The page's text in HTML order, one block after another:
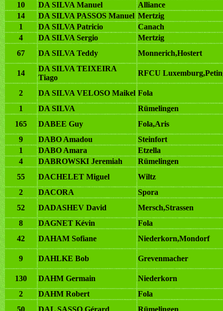
10
DA SILVA Manuel
Alliance
14
DA SILVA PASSOS Manuel Mertzig
1
DA SILVA Patricio
Canach
4
DA SILVA Sergio
Mertzig
67
DA SILVA Teddy Monnerich,Hostert
14
DA SILVA TEIXEIRA
Tiago
RFCU
2 DA SILVA VELOSO Maikel Fola
1
DA SILVA
Rümelingen
165
DABEE Guy
Fola,Aris
9
DABO Amadou
Steinfort
1
DABO Amara
Etzella
4
DABROWSKI Jeremiah
Rümelingen
55
DACHELET Miguel
Wiltz
2
DACORA
Spora
52
DADASHEV David
Mersch,Strassen
8
DAGNET Kévin
Fola
42
DAHAM Sofiane Niederkorn,Mondorf
9 DAHLKE Bob Grevenmacher
130 DAHM Germain
Niederkorn
2
DAHM Robert
Fola
50
DAL SASSO Gérard
Rümelingen